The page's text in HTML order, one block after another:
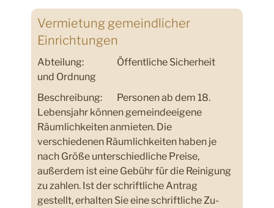
Vermietung gemeindlicher
Einrichtungen
Abteilung:
Öffentliche Sicherheit
und Ordnung
Beschreibung:
Personen ab dem 18.
Lebensjahr können gemeindeeigene
Räumlichkeiten anmieten. Die
verschiedenen Räumlichkeiten haben je
nach Größe unterschiedliche Preise,
außerdem ist eine Gebühr für die Reinigung
zu zahlen. Ist der schriftliche Antrag
gestellt, erhalten Sie eine schriftliche Zu-